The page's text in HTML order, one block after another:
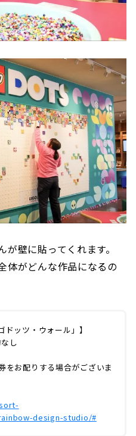
壁に貼ってくれます。
体がどんな作品になるの
ドッツ・ウォール」】
し
をお配りする場合がございま
design-studio/#